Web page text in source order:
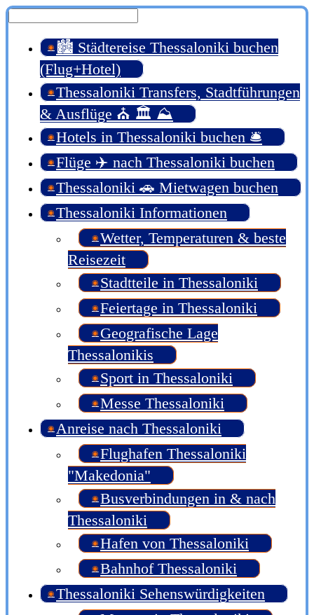
🏙️ Städtereise Thessaloniki buchen
(Flug+Hotel)
Thessaloniki Transfers, Stadtführungen
& Ausflüge ⛪ 🏛️ ⛰️
Hotels in Thessaloniki buchen 🛎️
Flüge ✈️ nach Thessaloniki buchen
Thessaloniki 🚗 Mietwagen buchen
Thessaloniki Informationen
Wetter, Temperaturen & beste
Reisezeit
Stadtteile in Thessaloniki
Feiertage in Thessaloniki
Geografische Lage
Thessalonikis
Sport in Thessaloniki
Messe Thessaloniki
Anreise nach Thessaloniki
Flughafen Thessaloniki
"Makedonia"
Busverbindungen in & nach
Thessaloniki
Hafen von Thessaloniki
Bahnhof Thessaloniki
Thessaloniki Sehenswürdigkeiten